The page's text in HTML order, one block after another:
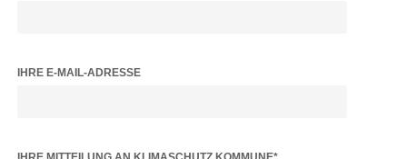
IHRE E-MAIL-ADRESSE
BITTE LASSE DIESES FELD LEER.